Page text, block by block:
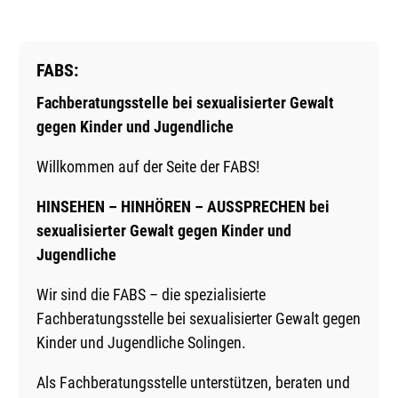
FABS:
Fachberatungsstelle bei sexualisierter Gewalt
gegen Kinder und Jugendliche
Willkommen auf der Seite der FABS!
HINSEHEN – HINHÖREN – AUSSPRECHEN bei
sexualisierter Gewalt gegen Kinder und
Jugendliche
Wir sind die FABS – die spezialisierte
Fachberatungsstelle bei sexualisierter Gewalt gegen
Kinder und Jugendliche Solingen.
Als Fachberatungsstelle unterstützen, beraten und